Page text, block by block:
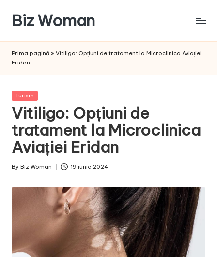
content
Biz Woman
succesul
Prima pagină » Vitiligo: Opțiuni de tratament la Microclinica Aviației
Eridan
Posted
Turism
Vitiligo: Opțiuni de
tratament la Microclinica
Aviației Eridan
Posted
By Biz Woman 19 iunie 2024